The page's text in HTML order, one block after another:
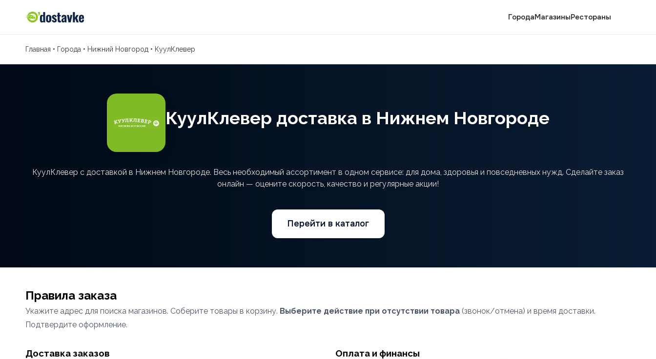
ГородаМагазиныРестораны
Главная • Города • Нижний Новгород • КуулКлевер
КуулКлевер доставка в Нижнем Новгороде
КуулКлевер с доставкой в Нижнем Новгороде. Весь необходимый ассортимент в одном сервисе: для дома, здоровья и повседневных нужд. Сделайте заказ
онлайн — оцените скорость, качество и регулярные акции!
Перейти в каталог
Правила заказа
Укажите адрес для поиска магазинов. Соберите товары в корзину. Выберите действие при отсутствии товара (звонок/отмена) и время доставки.
Подтвердите оформление.
Доставка заказов Оплата и финансы